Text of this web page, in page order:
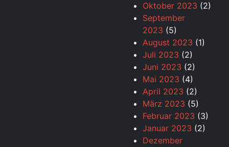
Oktober 2023 (2)
September
2023 (5)
August 2023 (1)
Juli 2023 (2)
Juni 2023 (2)
Mai 2023 (4)
April 2023 (2)
März 2023 (5)
Februar 2023 (3)
Januar 2023 (2)
Dezember